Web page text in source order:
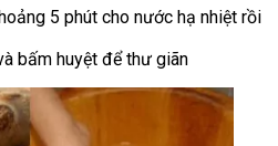
5 phút cho nước hạ nhiệt rồi
bấm huyệt để thư giãn